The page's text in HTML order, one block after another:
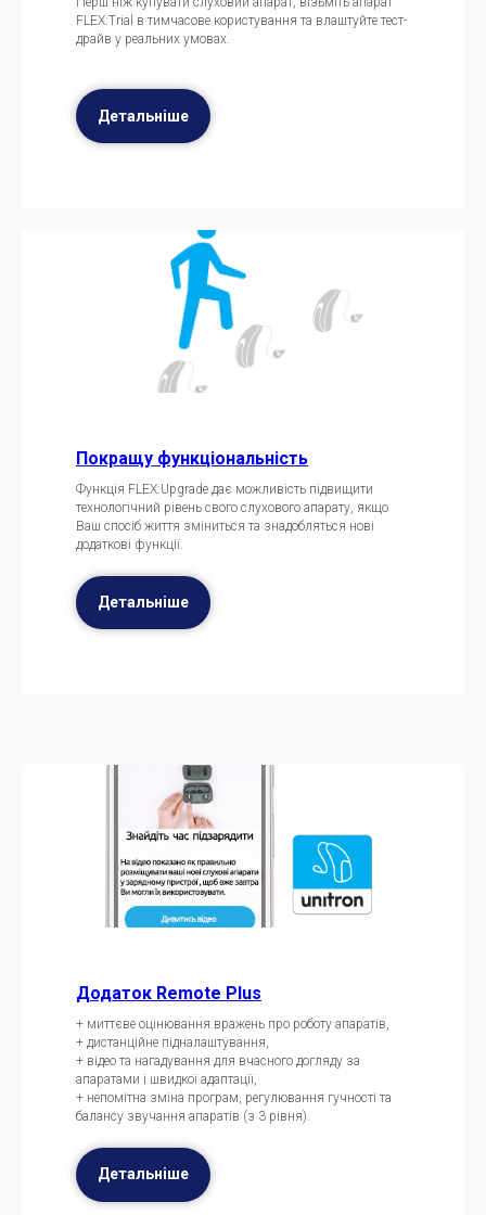
FLEX:Trial в тимчасове користування та влаштуйте тест-
драйв у реальних умовах.
Детальніше
Покращу функціональність
Функція FLEX:Upgrade дає можливість підвищити
технологічний рівень свого слухового апарату, якщо
Ваш спосіб життя зміниться та знадобляться нові
додаткові функції.
Детальніше
Додаток Remote Plus
+ миттєве оцінювання вражень про роботу апаратів,
+ дистанційне підналаштування,
+ відео та нагадування для вчасного догляду за
апаратами і швидкої адаптації,
+ непомітна зміна програм, регулювання гучності та
балансу звучання апаратів (з 3 рівня).
Детальніше